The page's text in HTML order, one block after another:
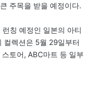
주목을 받을 예정이다.
칭 예정인 일본의 아티
컬렉션은 5월 29일부터
토어, ABC마트 등 일부